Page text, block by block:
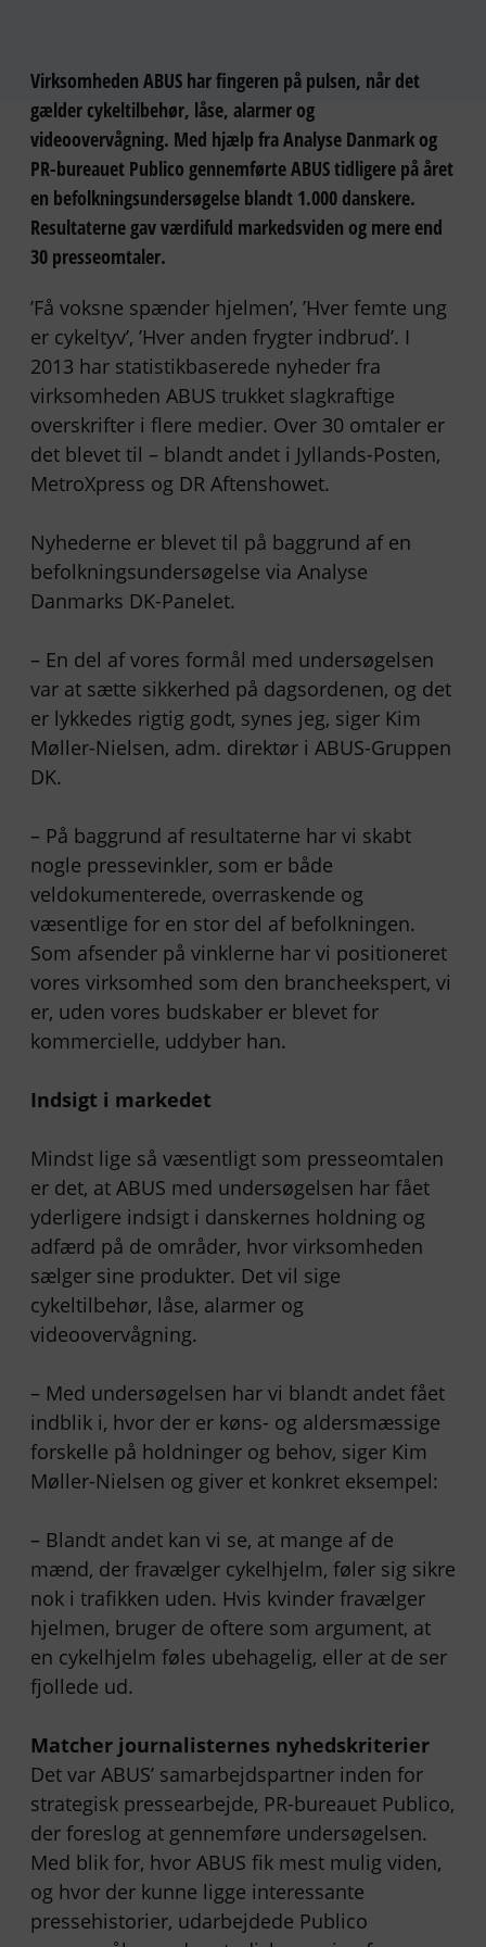
Virksomheden ABUS har fingeren på pulsen, når det
gælder cykeltilbehør, låse, alarmer og
videoovervågning. Med hjælp fra Analyse Danmark og
PR-bureauet Publico gennemførte ABUS tidligere på året
en befolkningsundersøgelse blandt 1.000 danskere.
Resultaterne gav værdifuld markedsviden og mere end
30 presseomtaler.
’Få voksne spænder hjelmen’, ’Hver femte ung
er cykeltyv’, ’Hver anden frygter indbrud’. I
2013 har statistikbaserede nyheder fra
virksomheden ABUS trukket slagkraftige
overskrifter i flere medier. Over 30 omtaler er
det blevet til – blandt andet i Jyllands-Posten,
MetroXpress og DR Aftenshowet.
Nyhederne er blevet til på baggrund af en
befolkningsundersøgelse via Analyse
Danmarks DK-Panelet.
– En del af vores formål med undersøgelsen
var at sætte sikkerhed på dagsordenen, og det
er lykkedes rigtig godt, synes jeg, siger Kim
Møller-Nielsen, adm. direktør i ABUS-Gruppen
DK.
– På baggrund af resultaterne har vi skabt
nogle pressevinkler, som er både
veldokumenterede, overraskende og
væsentlige for en stor del af befolkningen.
Som afsender på vinklerne har vi positioneret
vores virksomhed som den brancheekspert, vi
er, uden vores budskaber er blevet for
kommercielle, uddyber han.
Indsigt i markedet
Mindst lige så væsentligt som presseomtalen
er det, at ABUS med undersøgelsen har fået
yderligere indsigt i danskernes holdning og
adfærd på de områder, hvor virksomheden
sælger sine produkter. Det vil sige
cykeltilbehør, låse, alarmer og
videoovervågning.
– Med undersøgelsen har vi blandt andet fået
indblik i, hvor der er køns- og aldersmæssige
forskelle på holdninger og behov, siger Kim
Møller-Nielsen og giver et konkret eksempel:
– Blandt andet kan vi se, at mange af de
mænd, der fravælger cykelhjelm, føler sig sikre
nok i trafikken uden. Hvis kvinder fravælger
hjelmen, bruger de oftere som argument, at
en cykelhjelm føles ubehagelig, eller at de ser
fjollede ud.
Matcher journalisternes nyhedskriterier
Det var ABUS’ samarbejdspartner inden for
strategisk pressearbejde, PR-bureauet Publico,
der foreslog at gennemføre undersøgelsen.
Med blik for, hvor ABUS fik mest mulig viden,
og hvor der kunne ligge interessante
pressehistorier, udarbejdede Publico